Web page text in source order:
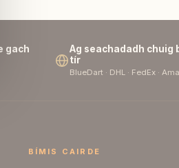
gach
Ag seachadadh chuig
tír
BlueDart · DHL · FedEx ·
BÍMIS CAIRDE